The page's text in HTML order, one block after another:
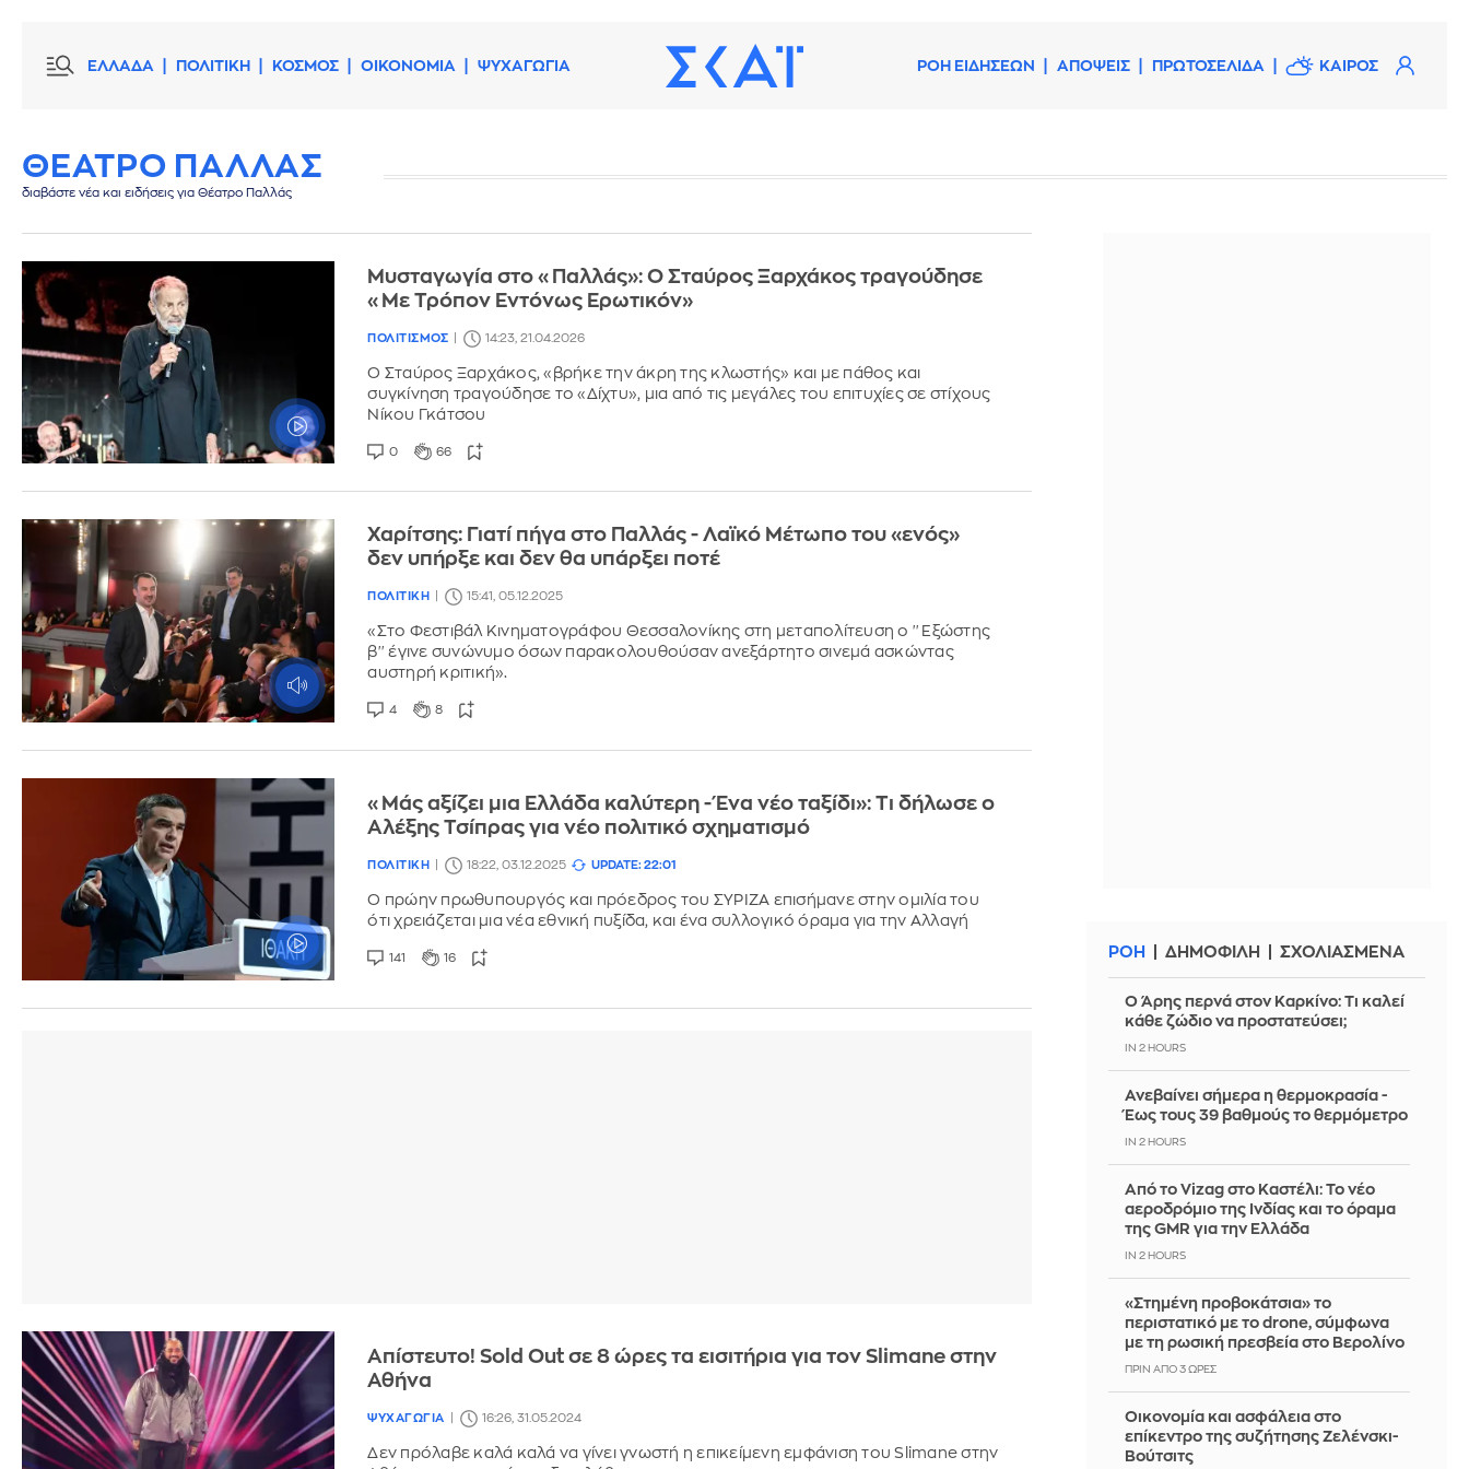
ΕΛΛΑΔΑ ΠΟΛΙΤΙΚΗ ΚΟΣΜΟΣ ΟΙΚΟΝΟΜΙΑ ΨΥΧΑΓΩΓΙΑ ΡΟΗ ΕΙΔΗΣΕΩΝ ΑΠΟΨΕΙΣ ΠΡΩΤΟΣΕΛΙΔΑ ΚΑΙΡΟΣ
ΘΕΑΤΡΟ ΠΑΛΛΑΣ
διαβάστε νέα και ειδήσεις για Θέατρο Παλλάς
Μυσταγωγία στο «Παλλάς»: Ο Σταύρος Ξαρχάκος τραγούδησε
«Με Τρόπον Εντόνως Ερωτικόν»
ΠΟΛΙΤΙΣΜΟΣ 14:23, 21.04.2026
Ο Σταύρος Ξαρχάκος, «βρήκε την άκρη της κλωστής» και με πάθος και
συγκίνηση τραγούδησε το «Δίχτυ», μια από τις μεγάλες του επιτυχίες σε στίχους
Νίκου Γκάτσου
0 66
Χαρίτσης: Γιατί πήγα στο Παλλάς - Λαϊκό Μέτωπο του «ενός»
δεν υπήρξε και δεν θα υπάρξει ποτέ
ΠΟΛΙΤΙΚΗ 15:41, 05.12.2025
«Στο Φεστιβάλ Κινηματογράφου Θεσσαλονίκης στη μεταπολίτευση ο ''Εξώστης
β'' έγινε συνώνυμο όσων παρακολουθούσαν ανεξάρτητο σινεμά ασκώντας
αυστηρή κριτική».
4 8
«Μάς αξίζει μια Ελλάδα καλύτερη - Ένα νέο ταξίδι»: Τι δήλωσε ο
Αλέξης Τσίπρας για νέο πολιτικό σχηματισμό
ΠΟΛΙΤΙΚΗ 18:22, 03.12.2025 UPDATE: 22:01
O πρώην πρωθυπουργός και πρόεδρος του ΣΥΡΙΖΑ επισήμανε στην ομιλία του
ότι χρειάζεται μια νέα εθνική πυξίδα, και ένα συλλογικό όραμα για την Αλλαγή
141 16
Απίστευτο! Sold Out σε 8 ώρες τα εισιτήρια για τον Slimane στην
Αθήνα
ΨΥΧΑΓΩΓΙΑ 16:26, 31.05.2024
Δεν πρόλαβε καλά καλά να γίνει γνωστή η επικείμενη εμφάνιση του Slimane στην
ΡΟΗ ΔΗΜΟΦΙΛΗ ΣΧΟΛΙΑΣΜΕΝΑ
Ο Άρης περνά στον Καρκίνο: Τι καλεί
κάθε ζώδιο να προστατεύσει;
IN 2 HOURS
Ανεβαίνει σήμερα η θερμοκρασία -
Έως τους 39 βαθμούς το θερμόμετρο
IN 2 HOURS
Από το Vizag στο Καστέλι: Το νέο
αεροδρόμιο της Ινδίας και το όραμα
της GMR για την Ελλάδα
IN 2 HOURS
«Στημένη προβοκάτσια» το
περιστατικό με το drone, σύμφωνα
με τη ρωσική πρεσβεία στο Βερολίνο
ΠΡΙΝ ΑΠΌ 3 ΏΡΕΣ
Οικονομία και ασφάλεια στο
επίκεντρο της συζήτησης Ζελένσκι-
Βούτσιτς